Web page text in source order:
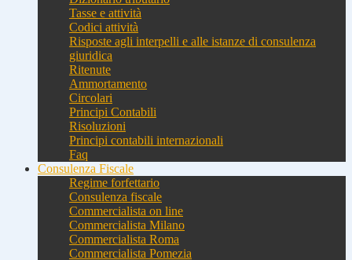
Tasse e attività
Codici attività
Risposte agli interpelli e alle istanze di consulenza
giuridica
Ritenute
Ammortamento
Circolari
Principi Contabili
Risoluzioni
Principi contabili internazionali
Faq
Consulenza Fiscale
Regime forfettario
Consulenza fiscale
Commercialista on line
Commercialista Milano
Commercialista Roma
Commercialista Pomezia